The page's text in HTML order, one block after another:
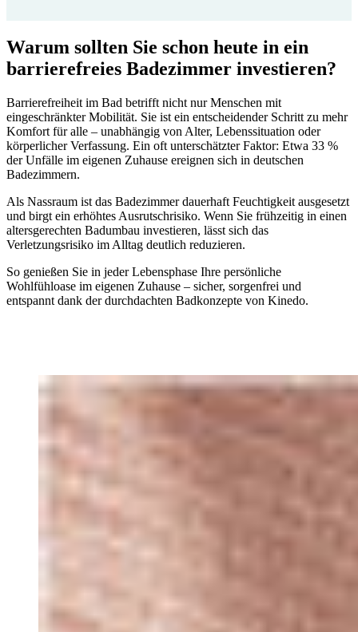
Warum sollten Sie schon heute in ein
barrierefreies Badezimmer investieren?
Barrierefreiheit im Bad betrifft nicht nur Menschen mit
eingeschränkter Mobilität. Sie ist ein entscheidender Schritt zu mehr
Komfort für alle – unabhängig von Alter, Lebenssituation oder
körperlicher Verfassung. Ein oft unterschätzter Faktor: Etwa 33 %
der Unfälle im eigenen Zuhause ereignen sich in deutschen
Badezimmern.
Als Nassraum ist das Badezimmer dauerhaft Feuchtigkeit ausgesetzt
und birgt ein erhöhtes Ausrutschrisiko. Wenn Sie frühzeitig in einen
altersgerechten Badumbau investieren, lässt sich das
Verletzungsrisiko im Alltag deutlich reduzieren.
So genießen Sie in jeder Lebensphase Ihre persönliche
Wohlfühloase im eigenen Zuhause – sicher, sorgenfrei und
entspannt dank der durchdachten Badkonzepte von Kinedo.